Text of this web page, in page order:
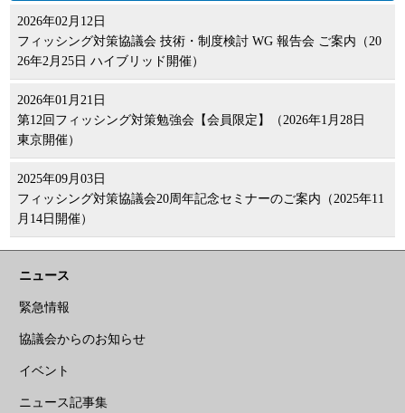
2026年02月12日
フィッシング対策協議会 技術・制度検討 WG 報告会 ご案内（20
26年2月25日 ハイブリッド開催）
2026年01月21日
第12回フィッシング対策勉強会【会員限定】（2026年1月28日
東京開催）
2025年09月03日
フィッシング対策協議会20周年記念セミナーのご案内（2025年11
月14日開催）
ニュース
緊急情報
協議会からのお知らせ
イベント
ニュース記事集